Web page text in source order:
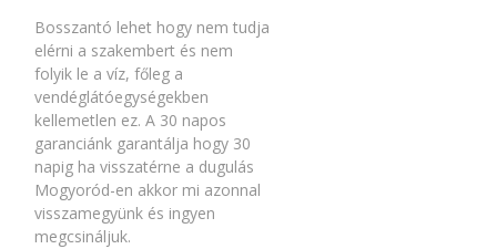
Bosszantó lehet hogy nem tudja
elérni a szakembert és nem
folyik le a víz, főleg a
vendéglátóegységekben
kellemetlen ez. A 30 napos
garanciánk garantálja hogy 30
napig ha visszatérne a dugulás
Mogyoród-en akkor mi azonnal
visszamegyünk és ingyen
megcsináljuk.